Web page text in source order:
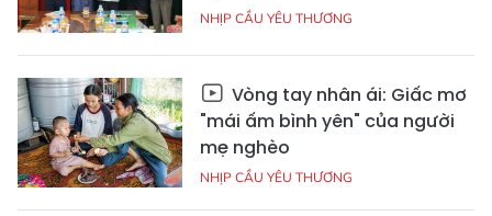
NHỊP CẦU YÊU THƯƠNG
Vòng tay nhân ái: Giấc mơ
"mái ấm bình yên" của người
mẹ nghèo
NHỊP CẦU YÊU THƯƠNG